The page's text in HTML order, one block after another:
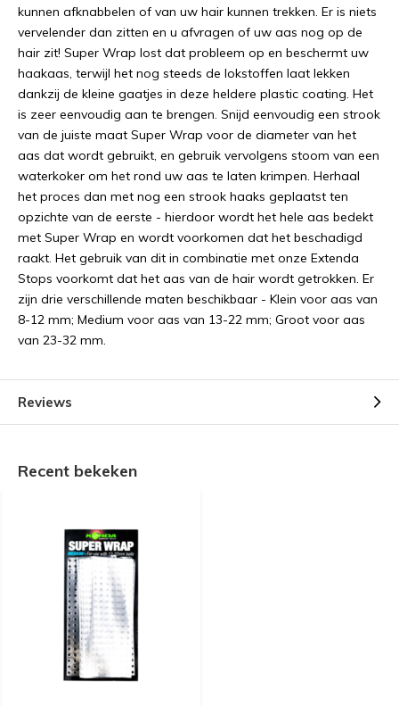
kunnen afknabbelen of van uw hair kunnen trekken. Er is niets
vervelender dan zitten en u afvragen of uw aas nog op de
hair zit! Super Wrap lost dat probleem op en beschermt uw
haakaas, terwijl het nog steeds de lokstoffen laat lekken
dankzij de kleine gaatjes in deze heldere plastic coating. Het
is zeer eenvoudig aan te brengen. Snijd eenvoudig een strook
van de juiste maat Super Wrap voor de diameter van het
aas dat wordt gebruikt, en gebruik vervolgens stoom van een
waterkoker om het rond uw aas te laten krimpen. Herhaal
het proces dan met nog een strook haaks geplaatst ten
opzichte van de eerste - hierdoor wordt het hele aas bedekt
met Super Wrap en wordt voorkomen dat het beschadigd
raakt. Het gebruik van dit in combinatie met onze Extenda
Stops voorkomt dat het aas van de hair wordt getrokken. Er
zijn drie verschillende maten beschikbaar - Klein voor aas van
8-12 mm; Medium voor aas van 13-22 mm; Groot voor aas
van 23-32 mm.
Reviews
Recent bekeken